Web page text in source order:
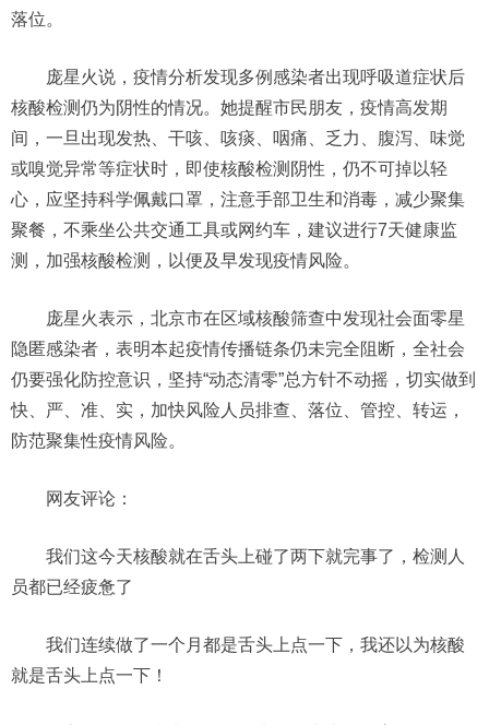
落位。
庞星火说，疫情分析发现多例感染者出现呼吸道症状后
核酸检测仍为阴性的情况。她提醒市民朋友，疫情高发期
间，一旦出现发热、干咳、咳痰、咽痛、乏力、腹泻、味觉
或嗅觉异常等症状时，即使核酸检测阴性，仍不可掉以轻
心，应坚持科学佩戴口罩，注意手部卫生和消毒，减少聚集
聚餐，不乘坐公共交通工具或网约车，建议进行7天健康监
测，加强核酸检测，以便及早发现疫情风险。
庞星火表示，北京市在区域核酸筛查中发现社会面零星
隐匿感染者，表明本起疫情传播链条仍未完全阻断，全社会
仍要强化防控意识，坚持“动态清零”总方针不动摇，切实做到
快、严、准、实，加快风险人员排查、落位、管控、转运，
防范聚集性疫情风险。
网友评论：
我们这今天核酸就在舌头上碰了两下就完事了，检测人
员都已经疲惫了
我们连续做了一个月都是舌头上点一下，我还以为核酸
就是舌头上点一下！